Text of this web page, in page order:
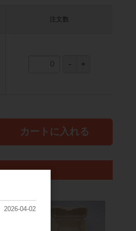
注文数
カートに入れる
2026-04-02